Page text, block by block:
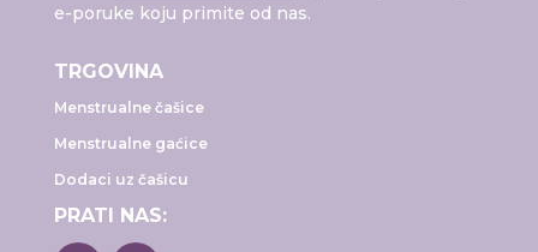
e-poruke koju primite od nas.
TRGOVINA
Menstrualne čašice
Menstrualne gaćice
Dodaci uz čašicu
PRATI NAS: